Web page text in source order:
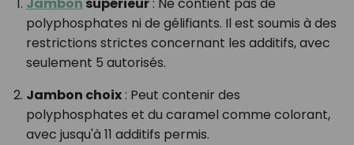
Jambon supérieur: Ne contient pas de
polyphosphates ni de gélifiants. Il est soumis à des
restrictions strictes concernant les additifs, avec
seulement 5 autorisés.
Jambon choix: Peut contenir des
polyphosphates et du caramel comme colorant,
avec jusqu'à 11 additifs permis.